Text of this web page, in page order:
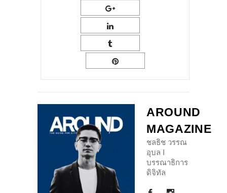
AROUND
MAGAZINE
ชลธิช วรรณ
อุบล I
บรรณาธิการ
ดิจิทัล